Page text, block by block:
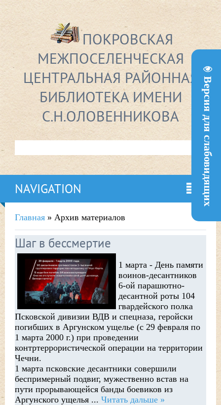
Версия для слабовидящих
ПОКРОВСКАЯ
МЕЖПОСЕЛЕНЧЕСКАЯ
ЦЕНТРАЛЬНАЯ РАЙОННАЯ
БИБЛИОТЕКА ИМЕНИ
С.Н.ОЛОВЕННИКОВА
NAVIGATION
Главная » Архив материалов
Шаг в бессмертие
1 марта - День памяти
воинов-десантников
6-ой парашютно-
десантной роты 104
гвардейского полка
Псковской дивизии ВДВ и спецназа, геройски
погибших в Аргунском ущелье (с 29 февраля по
1 марта 2000 г.) при проведении
контртеррористической операции на территории
Чечни.
1 марта псковские десантники совершили
беспримерный подвиг, мужественно встав на
пути прорывающейся банды боевиков из
Аргунского ущелья ... Читать дальше »